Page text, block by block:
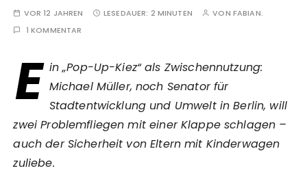
VOR 12 JAHREN LESEDAUER: 2 MINUTEN VON FABIAN.
1 KOMMENTAR
E in „Pop-Up-Kiez“ als Zwischennutzung:
Michael Müller, noch Senator für
Stadtentwicklung und Umwelt in Berlin, will
zwei Problemfliegen mit einer Klappe schlagen –
auch der Sicherheit von Eltern mit Kinderwagen
zuliebe.